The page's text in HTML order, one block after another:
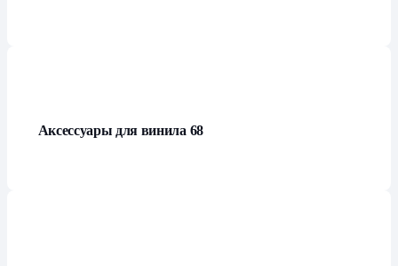
Аксессуары для винила 68